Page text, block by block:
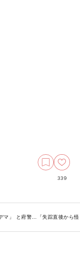
339
マ」 と府警…「失踪直後から